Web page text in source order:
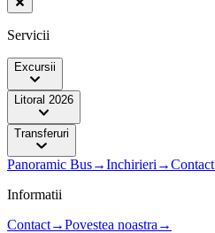
Servicii
Excursii
Litoral 2026
Transferuri
Panoramic Bus→Inchirieri →Contact
Informatii
Contact→Povestea noastra →